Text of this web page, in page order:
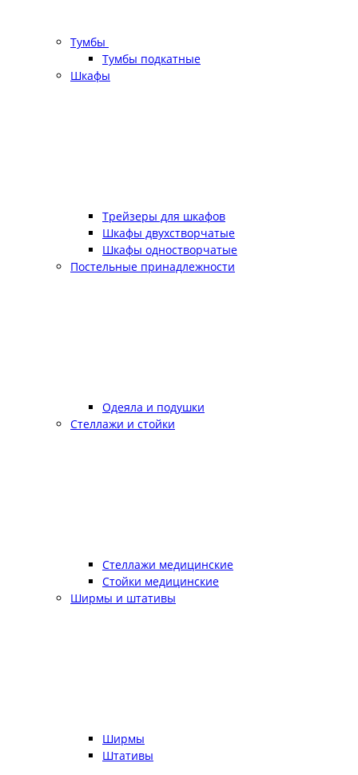
Тумбы
Тумбы подкатные
Шкафы
Трейзеры для шкафов
Шкафы двухстворчатые
Шкафы одностворчатые
Постельные принадлежности
Одеяла и подушки
Стеллажи и стойки
Стеллажи медицинские
Стойки медицинские
Ширмы и штативы
Ширмы
Штативы